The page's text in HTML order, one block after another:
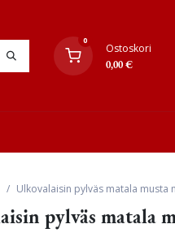
0
Ostoskori
0,00€
Ulkovalaisin pylväs matala musta
pylväs matala